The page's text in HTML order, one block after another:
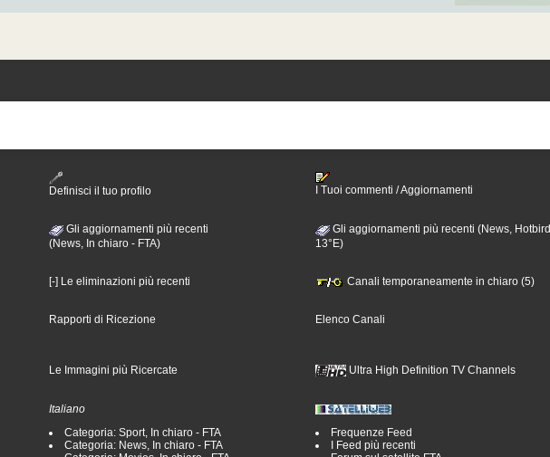
Definisci il tuo profilo
I Tuoi commenti / Aggiornamenti
Gli aggiornamenti più recenti
(News, In chiaro - FTA)
Gli aggiornamenti più recenti (News, Hotbird
13°E)
[-] Le eliminazioni più recenti Canali temporaneamente in chiaro (5)
Rapporti di Ricezione Elenco Canali
Le Immagini più Ricercate Ultra High Definition TV Channels
Italiano
Categoria: Sport, In chiaro - FTA
Categoria: News, In chiaro - FTA
Frequenze Feed
I Feed più recenti